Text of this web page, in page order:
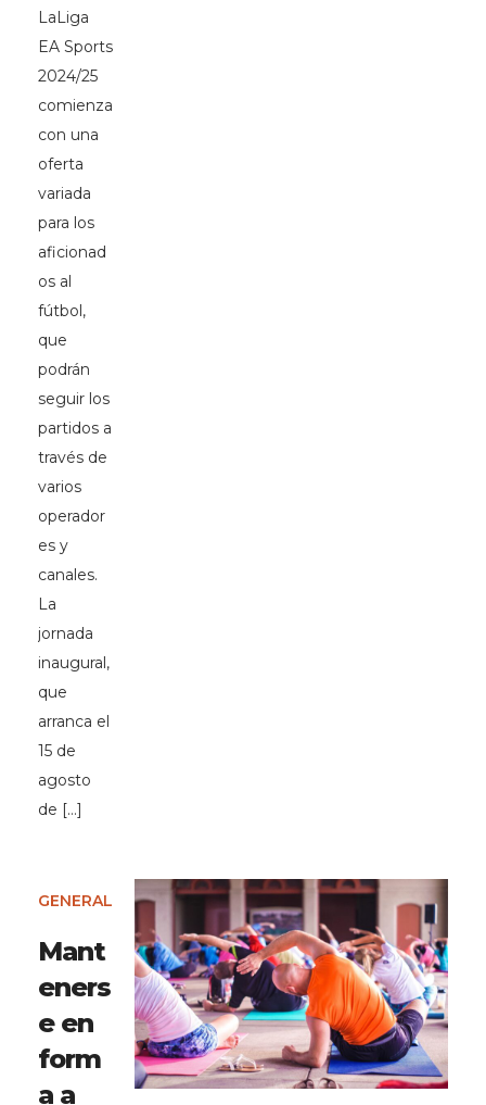
LaLiga
EA Sports
2024/25
comienza
con una
oferta
variada
para los
aficionad
os al
fútbol,
que
podrán
seguir los
partidos a
través de
varios
operador
es y
canales.
La
jornada
inaugural,
que
arranca el
15 de
agosto
de […]
GENERAL
Mant
eners
e en
form
a a